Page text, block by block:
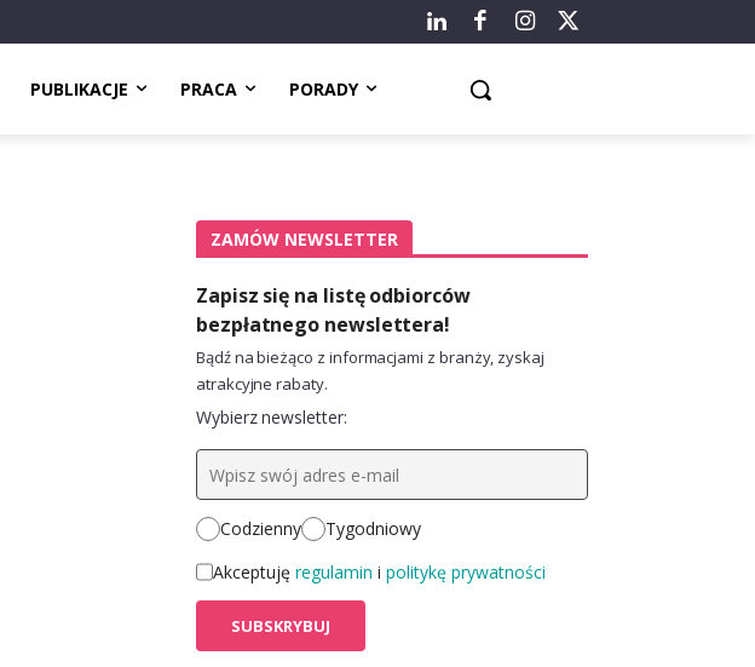
PUBLIKACJE PRACA PORADY
ZAMÓW NEWSLETTER
Zapisz się na listę odbiorców
bezpłatnego newslettera!
Bądź na bieżąco z informacjami z branży, zyskaj
atrakcyjne rabaty.
Wybierz newsletter:
Codzienny
Tygodniowy
Akceptuję regulamin i politykę prywatności